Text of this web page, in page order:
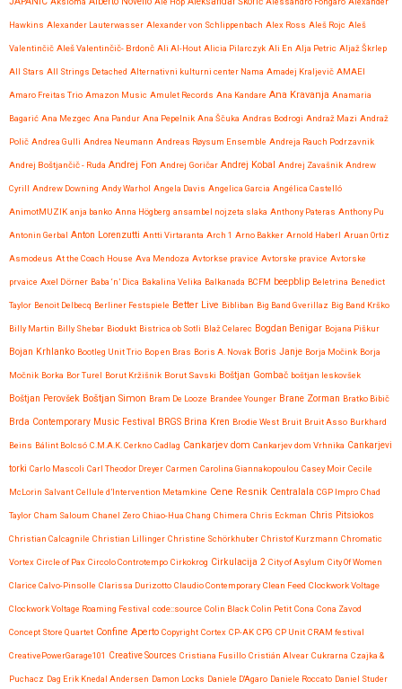
Hawkins Alexander Lauterwasser Alexander von Schlippenbach Alex Ross Aleš Rojc Aleš
Valentinčič Aleš Valentinčič- Brdonč Ali Al-Hout Alicia Pilarczyk Ali En Alja Petric Aljaž Škrlep
All Stars All Strings Detached Alternativni kulturni center Nama Amadej Kraljevič AMAEI
Amaro Freitas Trio Amazon Music Amulet Records Ana Kandare Ana Kravanja Anamaria
Bagarić Ana Mezgec Ana Pandur Ana Pepelnik Ana Ščuka Andras Bodrogi Andraž Mazi Andraž
Polič Andrea Gulli Andrea Neumann Andreas Røysum Ensemble Andreja Rauch Podrzavnik
Andrej Boštjančič - Ruda Andrej Fon Andrej Goričar Andrej Kobal Andrej Zavašnik Andrew
Cyrill Andrew Downing Andy Warhol Angela Davis Angelica Garcia Angélica Castelló
AnimotMUZIK anja banko Anna Högberg ansambel nojzeta slaka Anthony Pateras Anthony Pu
Antonin Gerbal Anton Lorenzutti Antti Virtaranta Arch 1 Arno Bakker Arnold Haberl Aruan Ortiz
Asmodeus At the Coach House Ava Mendoza Avtorkse pravice Avtorske pravice Avtorske
prvaice Axel Dörner Baba ‘n’ Dica Bakalina Velika Balkanada BCFM beepblip Beletrina Benedict
Taylor Benoit Delbecq Berliner Festspiele Better Live Bibliban Big Band Gverillaz Big Band Krško
Billy Martin Billy Shebar Biodukt Bistrica ob Sotli Blaž Celarec Bogdan Benigar Bojana Piškur
Bojan Krhlanko Bootleg Unit Trio Bop en Bras Boris A. Novak Boris Janje Borja Močink Borja
Močnik Borka Bor Turel Borut Kržišnik Borut Savski Boštjan Gombač boštjan leskovšek
Boštjan Perovšek Boštjan Simon Bram De Looze Brandee Younger Brane Zorman Bratko Bibič
Brda Contemporary Music Festival BRGS Brina Kren Brodie West Bruit Bruit Asso Burkhard
Beins Bálint Bolcsó C.M.A.K. Cerkno Cadlag Cankarjev dom Cankarjev dom Vrhnika Cankarjevi
torki Carlo Mascoli Carl Theodor Dreyer Carmen Carolina Giannakopoulou Casey Moir Cecile
McLorin Salvant Cellule d’Intervention Metamkine Cene Resnik Centralala CGP Impro Chad
Taylor Cham Saloum Chanel Zero Chiao-Hua Chang Chimera Chris Eckman Chris Pitsiokos
Christian Calcagnile Christian Lillinger Christine Schörkhuber Christof Kurzmann Chromatic
Vortex Circle of Pax Circolo Controtempo Cirkokrog Cirkulacija 2 City of Asylum City Of Women
Clarice Calvo-Pinsolle Clarissa Durizotto Claudio Contemporary Clean Feed Clockwork Voltage
Clockwork Voltage Roaming Festival code::source Colin Black Colin Petit Cona Cona Zavod
Concept Store Quartet Confine Aperto Copyright Cortex CP-AK CPG CP Unit CRAM festival
CreativePowerGarage101 Creative Sources Cristiana Fusillo Cristián Alvear Cukrarna Czajka &
Puchacz Dag Erik Knedal Andersen Damon Locks Daniele D'Agaro Daniele Roccato Daniel Studer